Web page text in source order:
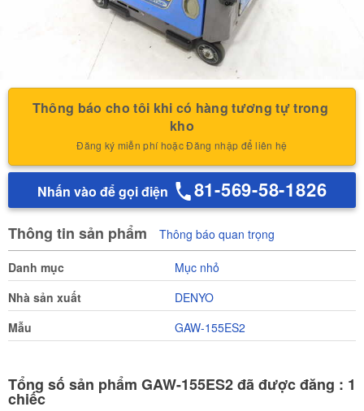
Thông báo cho tôi khi có hàng tương tự trong
kho
Đăng ký miễn phí hoặc Đăng nhập để liên hệ
Nhấn vào để gọi điện 81-569-58-1826
Thông tin sản phẩm Thông báo quan trọng
Danh mục
Mục nhỏ
Nhà sản xuất
DENYO
Mẫu
GAW-155ES2
Tổng số sản phẩm GAW-155ES2 đã được đăng : 1
chiếc